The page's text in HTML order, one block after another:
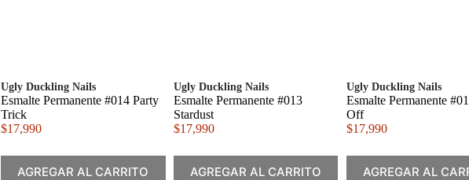
Ugly Duckling Nails
Esmalte Permanente #014 Party
Trick
$17,990
AGREGAR AL CARRITO
Ugly Duckling Nails
Esmalte Permanente #013
Stardust
$17,990
AGREGAR AL CARRITO
Ugly Duckling Nails
Esmalte Permanente
Off
$17,990
AGREGAR AL